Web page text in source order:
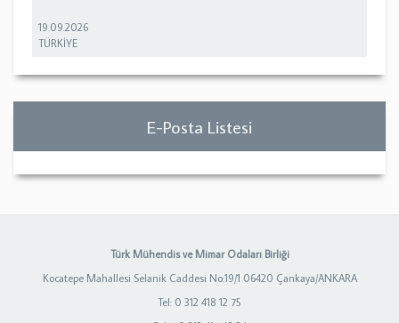
19.09.2026
TÜRKİYE
E-Posta Listesi
Türk Mühendis ve Mimar Odaları Birliği
Kocatepe Mahallesi Selanik Caddesi No:19/1 06420 Çankaya/ANKARA
Tel: 0 312 418 12 75